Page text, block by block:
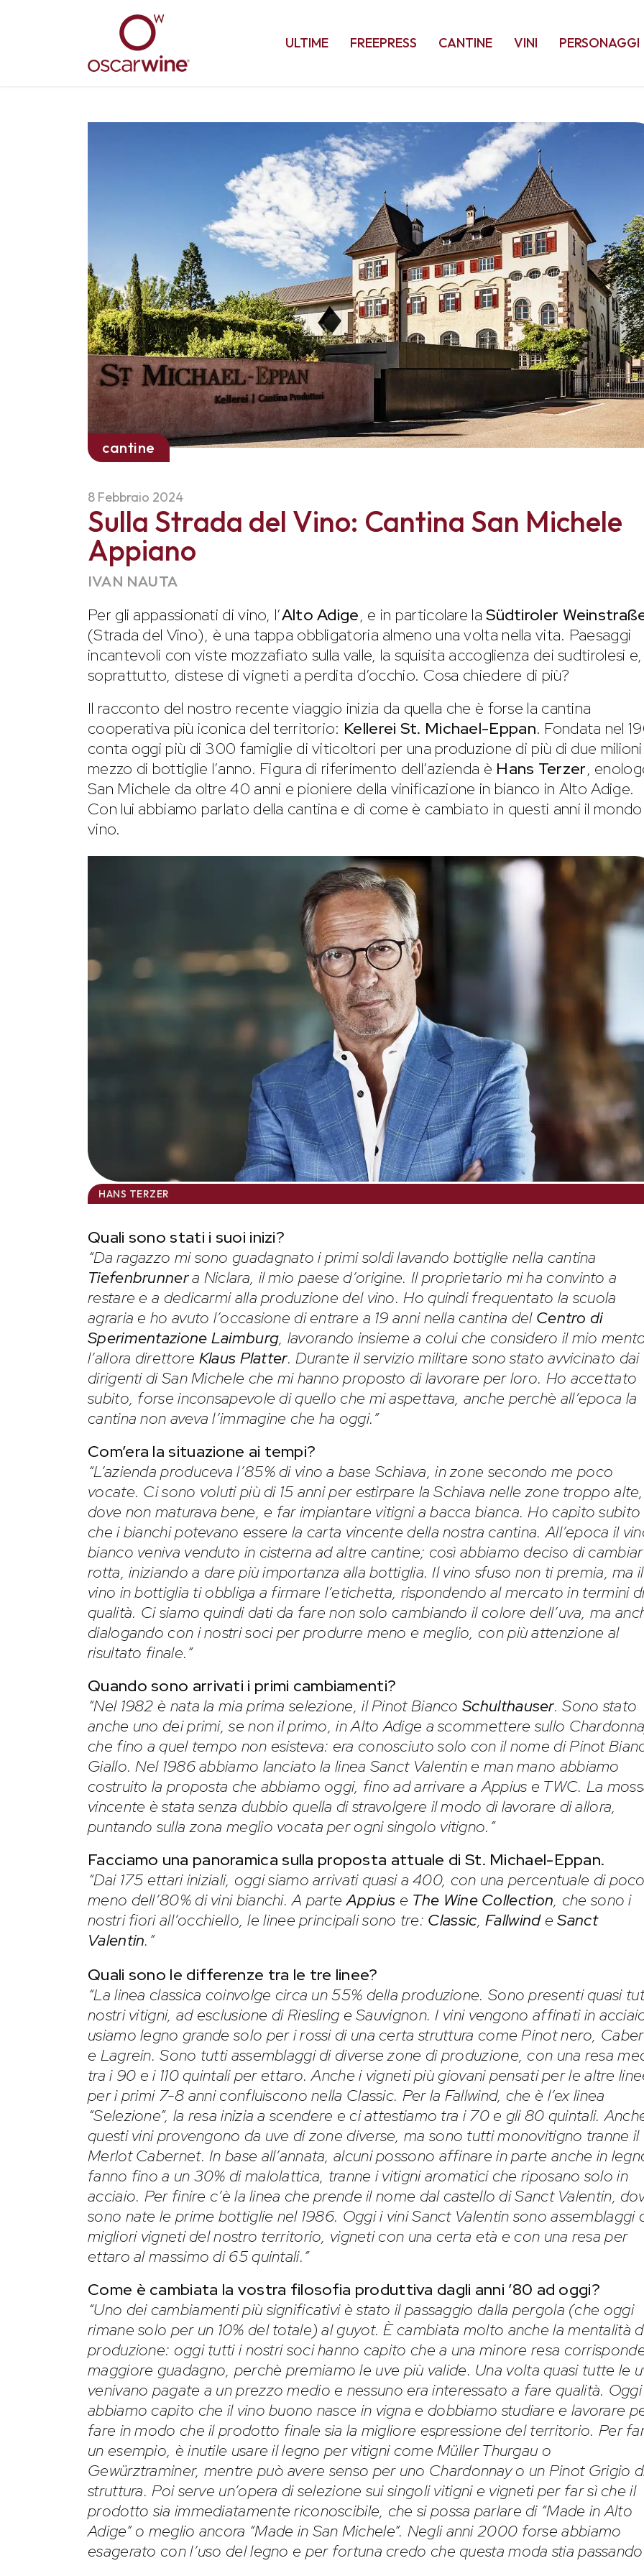
ULTIME FREEPRESS CANTINE VINI PERSONAGGI
cantine
8 Febbraio 2024
Sulla Strada del Vino: Cantina San Michele
Appiano
IVAN NAUTA
Per gli appassionati di vino, l’Alto Adige, e in particolare laSüdtiroler
(Strada del Vino), è una tappa obbligatoria almeno una volta nella vita. Paesaggi
incantevoli con viste mozzafiato sulla valle, la squisita accoglienza dei sudtirolesi e,
soprattutto, distese di vigneti a perdita d’occhio. Cosa chiedere di più?
Il racconto del nostro recente viaggio inizia da quella che è forse la cantina
cooperativa più iconica del territorio: Kellerei St. Michael-Eppan. Fondata nel
conta oggi più di 300 famiglie di viticoltori per una produzione di più di due
mezzo di bottiglie l’anno. Figura di riferimento dell’azienda è Hans Terzer,
San Michele da oltre 40 anni e pioniere della vinificazione in bianco in Alto Adige.
Con lui abbiamo parlato della cantina e di come è cambiato in questi anni il
vino.
HANS TERZER
Quali sono stati i suoi inizi?
“Da ragazzo mi sono guadagnato i primi soldi lavando bottiglie nella cantina
Tiefenbrunnera Niclara, il mio paese d’origine. Il proprietario mi ha convinto a
restare e a dedicarmi alla produzione del vino. Ho quindi frequentato la scuola
agraria e ho avuto l’occasione di entrare a 19 anni nella cantina del Centro di
Sperimentazione Laimburg, lavorando insieme a colui che considero il mio
l’allora direttore Klaus Platter. Durante il servizio militare sono stato avvicinato dai
dirigenti di San Michele che mi hanno proposto di lavorare per loro. Ho accettato
subito, forse inconsapevole di quello che mi aspettava, anche perchè all’epoca la
cantina non aveva l’immagine che ha oggi.”
Com’era la situazione ai tempi?
“L’azienda produceva l’85% di vino a base Schiava, in zone secondo me poco
vocate. Ci sono voluti più di 15 anni per estirpare la Schiava nelle zone troppo alte,
dove non maturava bene, e far impiantare vitigni a bacca bianca. Ho capito subito
che i bianchi potevano essere la carta vincente della nostra cantina. All’epoca il
bianco veniva venduto in cisterna ad altre cantine; così abbiamo deciso di
rotta, iniziando a dare più importanza alla bottiglia. Il vino sfuso non ti premia, ma il
vino in bottiglia ti obbliga a firmare l’etichetta, rispondendo al mercato in termini
qualità. Ci siamo quindi dati da fare non solo cambiando il colore dell’uva, ma
dialogando con i nostri soci per produrre meno e meglio, con più attenzione al
risultato finale.”
Quando sono arrivati i primi cambiamenti?
“Nel 1982 è nata la mia prima selezione, il Pinot BiancoSchulthauser. Sono stato
anche uno dei primi, se non il primo, in Alto Adige a scommettere sullo
che fino a quel tempo non esisteva: era conosciuto solo con il nome di Pinot
Giallo. Nel 1986 abbiamo lanciato la linea Sanct Valentin e man mano abbiamo
costruito la proposta che abbiamo oggi, fino ad arrivare a Appius e TWC. La
vincente è stata senza dubbio quella di stravolgere il modo di lavorare di allora,
puntando sulla zona meglio vocata per ogni singolo vitigno.”
Facciamo una panoramica sulla proposta attuale di St. Michael-Eppan.
“Dai 175 ettari iniziali, oggi siamo arrivati quasi a 400, con una percentuale di poco
meno dell’80% di vini bianchi. A parteAppius e The Wine Collection, che sono i
nostri fiori all’occhiello, le linee principali sono tre: Classic,FallwindeSanct
Valentin.”
Quali sono le differenze tra le tre linee?
“La linea classica coinvolge circa un 55% della produzione. Sono presenti quasi
nostri vitigni, ad esclusione di Riesling e Sauvignon. I vini vengono affinati in
usiamo legno grande solo per i rossi di una certa struttura come Pinot nero,
e Lagrein. Sono tutti assemblaggi di diverse zone di produzione, con una resa
tra i 90 e i 110 quintali per ettaro. Anche i vigneti più giovani pensati per le altre
per i primi 7-8 anni confluiscono nella Classic. Per la Fallwind, che è l’ex linea
“Selezione”, la resa inizia a scendere e ci attestiamo tra i 70 e gli 80 quintali.
questi vini provengono da uve di zone diverse, ma sono tutti monovitigno tranne il
Merlot Cabernet. In base all’annata, alcuni possono affinare in parte anche in
fanno fino a un 30% di malolattica, tranne i vitigni aromatici che riposano solo in
acciaio. Per finire c’è la linea che prende il nome dal castello di Sanct Valentin,
sono nate le prime bottiglie nel 1986. Oggi i vini Sanct Valentin sono assemblaggi
migliori vigneti del nostro territorio, vigneti con una certa età e con una resa per
ettaro al massimo di 65 quintali.”
Come è cambiata la vostra filosofia produttiva dagli anni ’80 ad oggi?
“Uno dei cambiamenti più significativi è stato il passaggio dalla pergola (che oggi
rimane solo per un 10% del totale) al guyot. È cambiata molto anche la mentalità
produzione: oggi tutti i nostri soci hanno capito che a una minore resa
maggiore guadagno, perchè premiamo le uve più valide. Una volta quasi tutte le
venivano pagate a un prezzo medio e nessuno era interessato a fare qualità. Oggi
abbiamo capito che il vino buono nasce in vigna e dobbiamo studiare e lavorare
fare in modo che il prodotto finale sia la migliore espressione del territorio. Per
un esempio, è inutile usare il legno per vitigni come Müller Thurgau o
Gewürztraminer, mentre può avere senso per uno Chardonnay o un Pinot Grigio
struttura. Poi serve un’opera di selezione sui singoli vitigni e vigneti per far sì che il
prodotto sia immediatamente riconoscibile, che si possa parlare di “Made in Alto
Adige” o meglio ancora “Made in San Michele”. Negli anni 2000 forse abbiamo
esagerato con l’uso del legno e per fortuna credo che questa moda stia